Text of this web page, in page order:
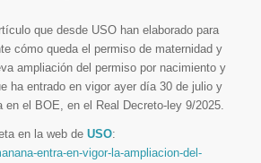
que desde USO han elaborado para
cómo queda el permiso de maternidad y
ampliación del permiso por nacimiento y
ha entrado en vigor ayer día 30 de julio y
en el BOE, en el Real Decreto-ley 9/2025.
en la web de USO:
entra-en-vigor-la-ampliacion-del-